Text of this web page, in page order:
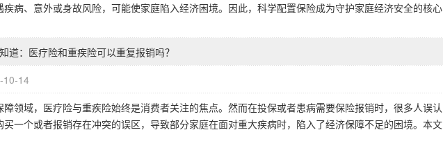
疾病、意外或身故风险，可能使家庭陷入经济困境。因此，科学配置保险成为守护家庭经济安全的核心
道：医疗险和重疾险可以重复报销吗？
10-14
障领域，医疗险与重疾险始终是消费者关注的焦点。然而在投保或者患病需要保险报销时，很多人误认
买一个或者报销存在冲突的误区，导致部分家庭在面对重大疾病时，陷入了经济保障不足的困境。本文